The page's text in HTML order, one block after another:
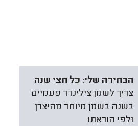
הבחירה שלי: כל חצי שנה
צריך לשמן צילינדר פעמיים
בשנה בשמן מיוחד מהיצרן
ולפי הוראתו